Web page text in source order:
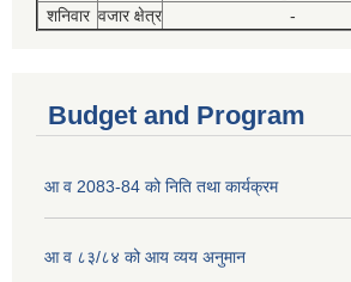
शनिवार वजार क्षेत्र -
Budget and Program
आ व 2083-84 को निति तथा कार्यक्रम
आ व ८३/८४ को आय व्यय अनुमान